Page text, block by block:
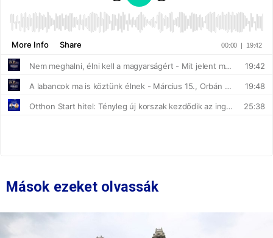
Mások ezeket olvassák